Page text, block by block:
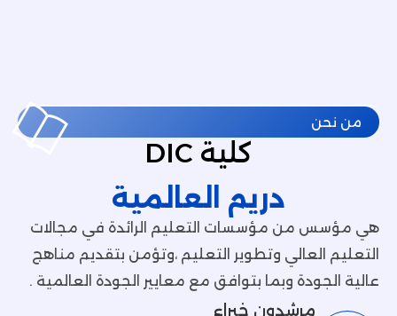
دريم العالمية
التعليم الرائدة في مجالات
وتطوير التعليم ،وتؤمن بتقديم مناهج
بتوافق مع معايير الجودة العالمية .
خبراء